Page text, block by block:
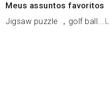
Meus assuntos favoritos
Jigsaw puzzle ，golf ball...